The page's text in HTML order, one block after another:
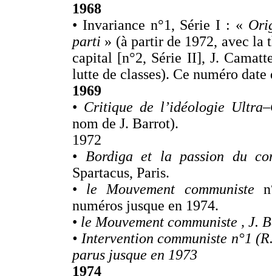
1968
• Invariance n°1, Série I : «
parti » (à partir de 1972, avec la
capital [n°2, Série II], J.
lutte de classes). Ce numéro
1969
• Critique de l’idéologie
nom de J. Barrot).
1972
• Bordiga et la passion du
Spartacus, Paris.
• le Mouvement communiste
numéros jusque en 1974.
• le Mouvement communiste , J.
• Intervention communiste n°1
parus jusque en 1973
1974